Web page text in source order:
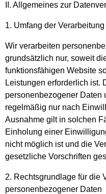
II. Allgemeines zur
1. Umfang der
Wir verarbeiten
grundsätzlich nur, soweit
funktionsfähigen Website
Leistungen erforderlich ist.
personenbezogener Daten
regelmäßig nur nach
Ausnahme gilt in solchen
Einholung einer
nicht möglich ist und die
gesetzliche Vorschriften
2. Rechtsgrundlage für die
personenbezogener Daten